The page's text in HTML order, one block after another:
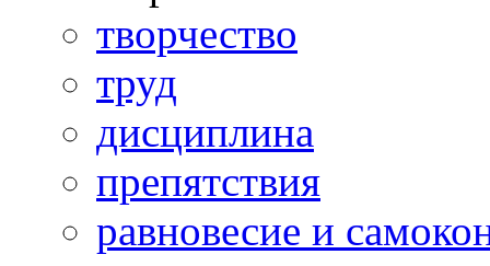
творчество
труд
дисциплина
препятствия
равновесие и